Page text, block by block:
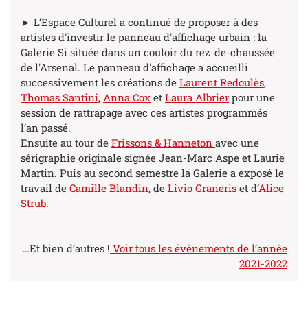
► L’Espace Culturel a continué de proposer à des
artistes d'investir le panneau d'affichage urbain : la
Galerie Si située dans un couloir du rez-de-chaussée
de l'Arsenal. Le panneau d'affichage a accueilli
successivement les créations de Laurent Redoulès,
Thomas Santini, Anna Cox et Laura Albrier pour une
session de rattrapage avec ces artistes programmés
l’an passé.
Ensuite au tour de Frissons & Hanneton avec une
sérigraphie originale signée Jean-Marc Aspe et Laurie
Martin. Puis au second semestre la Galerie a exposé le
travail de Camille Blandin, de Livio Graneris et d’Alice
Strub.
…Et bien d’autres ! Voir tous les évènements de l’année
2021-2022